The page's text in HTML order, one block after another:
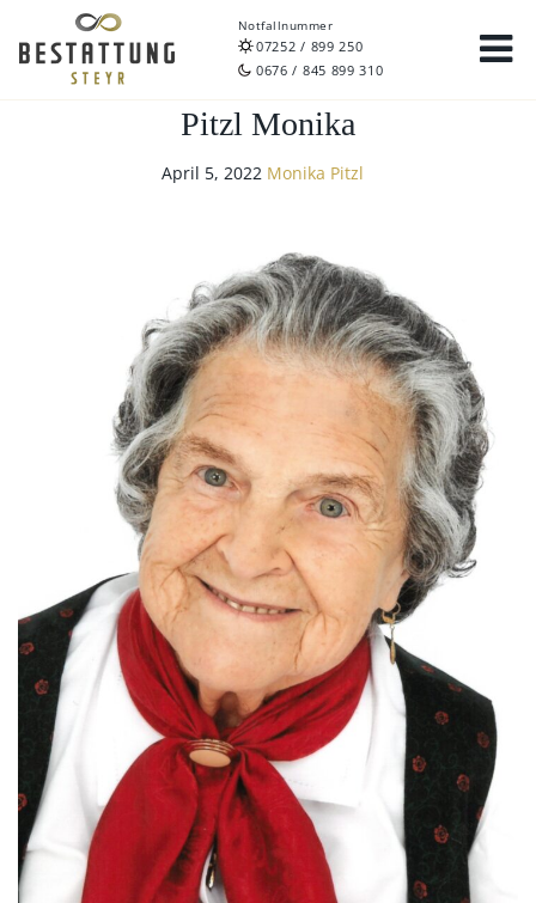
Notfallnummer
07252 / 899 250
0676 / 845 899 310
Pitzl Monika
April 5, 2022 Monika Pitzl